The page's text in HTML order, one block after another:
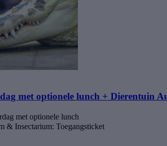
met optionele lunch + Dierentuin
met optionele lunch
& Insectarium: Toegangsticket